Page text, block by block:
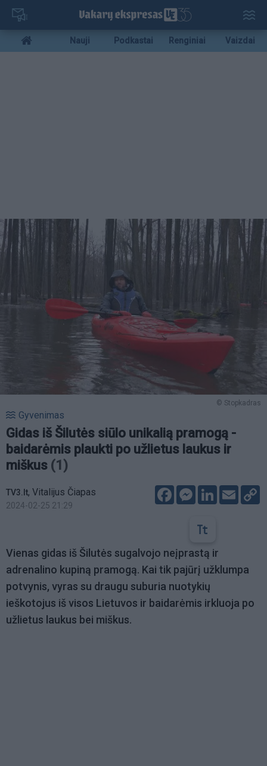
Pereiti
pagrindinį
turinį
Mobile
menu
Nauji Podkastai Renginiai Vaizdai
© Stopkadras
Gyvenimas
Gidas iš Šilutės siūlo unikalią pramogą -
baidarėmis plaukti po užlietus laukus ir
miškus (1)
TV3.lt, Vitalijus Čiapas
2024-02-25 21:29
FacebookMessenger
LinkedIn
Email
Vienas gidas iš Šilutės sugalvojo neįprastą ir
adrenalino kupiną pramogą. Kai tik pajūrį užklumpa
potvynis, vyras su draugu suburia nuotykių
ieškotojus iš visos Lietuvos ir baidarėmis irkluoja po
užlietus laukus bei miškus.